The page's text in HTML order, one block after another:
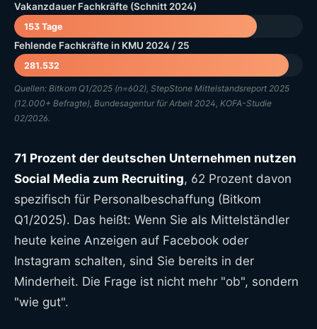
Vakanzdauer Fachkräfte (Schnitt 2024)
153 Tage
Fehlende Fachkräfte in KMU 2024 / 25
281.532
Quellen: Bitkom Q1/2025 (n=602), StepStone Mittelstandsreport 2025
(12.000+ Befragte), Bundesagentur für Arbeit 2024, KOFA-Studie
02/2026.
71 Prozent der deutschen Unternehmen nutzen
Social Media zum Recruiting, 62 Prozent davon
spezifisch für Personalbeschaffung (Bitkom
Q1/2025). Das heißt: Wenn Sie als Mittelständler
heute keine Anzeigen auf Facebook oder
Instagram schalten, sind Sie bereits in der
Minderheit. Die Frage ist nicht mehr "ob", sondern
"wie gut".